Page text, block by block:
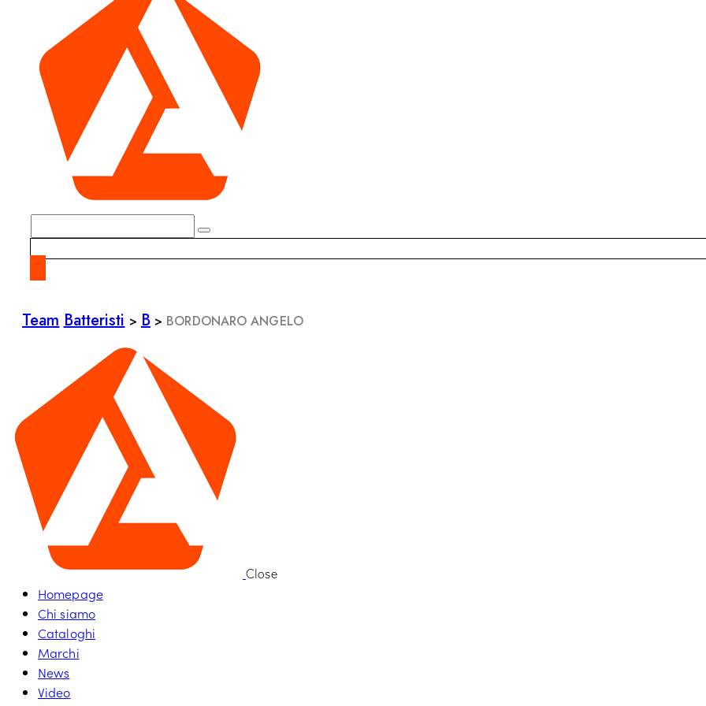
TeamBatteristi > B > BORDONARO ANGELO
Close
Homepage
Chi siamo
Cataloghi
Marchi
News
Video